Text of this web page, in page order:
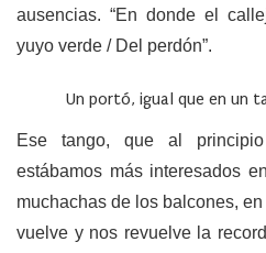
ausencias. “En donde el
yuyo verde / Del perdón”.
Un portó, igual que en un
Ese tango, que al
estábamos más interesados
muchachas de los balcones,
vuelve y nos revuelve la